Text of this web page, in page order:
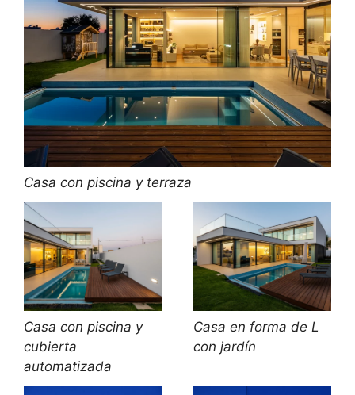
Casa con piscina y terraza
Casa con piscina y
cubierta
automatizada
Casa en forma de L
con jardín